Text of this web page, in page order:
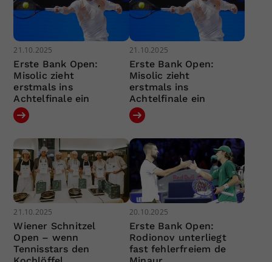
21.10.2025
Erste Bank Open:
Misolic zieht
erstmals ins
Achtelfinale ein
21.10.2025
Erste Bank Open:
Misolic zieht
erstmals ins
Achtelfinale ein
21.10.2025
Wiener Schnitzel
Open – wenn
Tennisstars den
20.10.2025
Erste Bank Open:
Rodionov unterliegt
fast fehlerfreiem de